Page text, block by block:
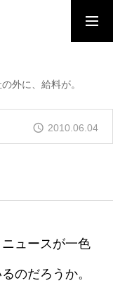
外に、給料が。
2010.06.04
ュースが一色
のだろうか。